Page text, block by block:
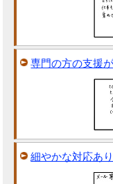
専門の方の支援
細やかな対応あ